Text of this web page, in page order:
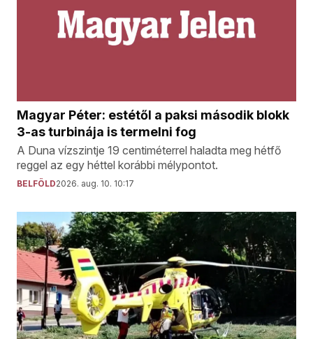
Magyar Péter: estétől a paksi második blokk
3-as turbinája is termelni fog
A Duna vízszintje 19 centiméterrel haladta meg hétfő
reggel az egy héttel korábbi mélypontot.
BELFÖLD2026. aug. 10. 10:17